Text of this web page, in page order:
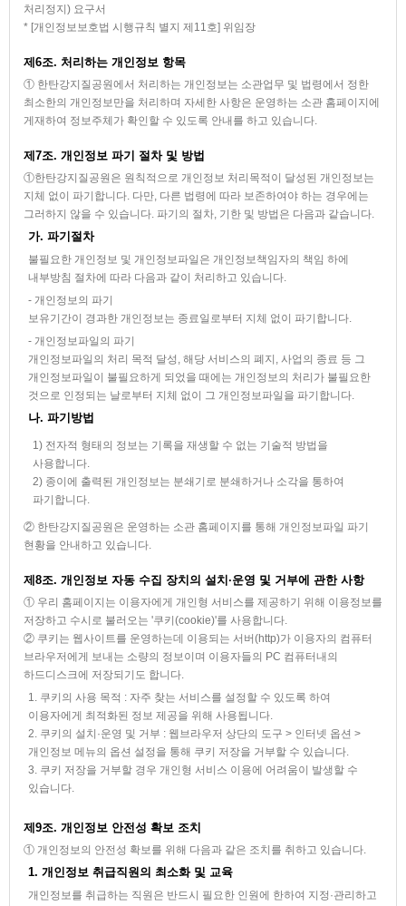
처리정지) 요구서
* [개인정보보호법 시행규칙 별지 제11호] 위임장
제6조. 처리하는 개인정보 항목
① 한탄강지질공원에서 처리하는 개인정보는 소관업무 및 법령에서 정한
최소한의 개인정보만을 처리하며 자세한 사항은 운영하는 소관 홈페이지에
게재하여 정보주체가 확인할 수 있도록 안내를 하고 있습니다.
제7조. 개인정보 파기 절차 및 방법
①한탄강지질공원은 원칙적으로 개인정보 처리목적이 달성된 개인정보는
지체 없이 파기합니다. 다만, 다른 법령에 따라 보존하여야 하는 경우에는
그러하지 않을 수 있습니다. 파기의 절차, 기한 및 방법은 다음과 같습니다.
가. 파기절차
불필요한 개인정보 및 개인정보파일은 개인정보책임자의 책임 하에
내부방침 절차에 따라 다음과 같이 처리하고 있습니다.
- 개인정보의 파기
보유기간이 경과한 개인정보는 종료일로부터 지체 없이 파기합니다.
- 개인정보파일의 파기
개인정보파일의 처리 목적 달성, 해당 서비스의 폐지, 사업의 종료 등 그
개인정보파일이 불필요하게 되었을 때에는 개인정보의 처리가 불필요한
것으로 인정되는 날로부터 지체 없이 그 개인정보파일을 파기합니다.
나. 파기방법
1) 전자적 형태의 정보는 기록을 재생할 수 없는 기술적 방법을
사용합니다.
2) 종이에 출력된 개인정보는 분쇄기로 분쇄하거나 소각을 통하여
파기합니다.
② 한탄강지질공원은 운영하는 소관 홈페이지를 통해 개인정보파일 파기
현황을 안내하고 있습니다.
제8조. 개인정보 자동 수집 장치의 설치·운영 및 거부에 관한 사항
① 우리 홈페이지는 이용자에게 개인형 서비스를 제공하기 위해 이용정보를
저장하고 수시로 불러오는 '쿠키(cookie)'를 사용합니다.
② 쿠키는 웹사이트를 운영하는데 이용되는 서버(http)가 이용자의 컴퓨터
브라우저에게 보내는 소량의 정보이며 이용자들의 PC 컴퓨터내의
하드디스크에 저장되기도 합니다.
1. 쿠키의 사용 목적 : 자주 찾는 서비스를 설정할 수 있도록 하여
이용자에게 최적화된 정보 제공을 위해 사용됩니다.
2. 쿠키의 설치·운영 및 거부 : 웹브라우저 상단의 도구 > 인터넷 옵션 >
개인정보 메뉴의 옵션 설정을 통해 쿠키 저장을 거부할 수 있습니다.
3. 쿠키 저장을 거부할 경우 개인형 서비스 이용에 어려움이 발생할 수
있습니다.
제9조. 개인정보 안전성 확보 조치
① 개인정보의 안전성 확보를 위해 다음과 같은 조치를 취하고 있습니다.
1. 개인정보 취급직원의 최소화 및 교육
개인정보를 취급하는 직원은 반드시 필요한 인원에 한하여 지정·관리하고